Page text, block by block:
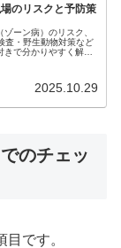
のリスクと予防策
ーン病）のリスク、
査・野生動物対策など
きで分かりやすく解
2025.10.29
のチェッ
です。